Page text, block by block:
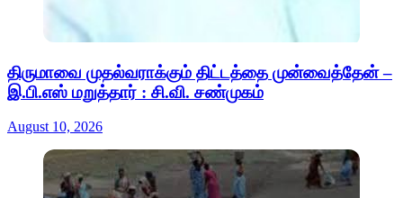
திருமாவை முதல்வராக்கும் திட்டத்தை முன்வைத்தேன் –
இ.பி.எஸ் மறுத்தார் : சி.வி. சண்முகம்
August 10, 2026